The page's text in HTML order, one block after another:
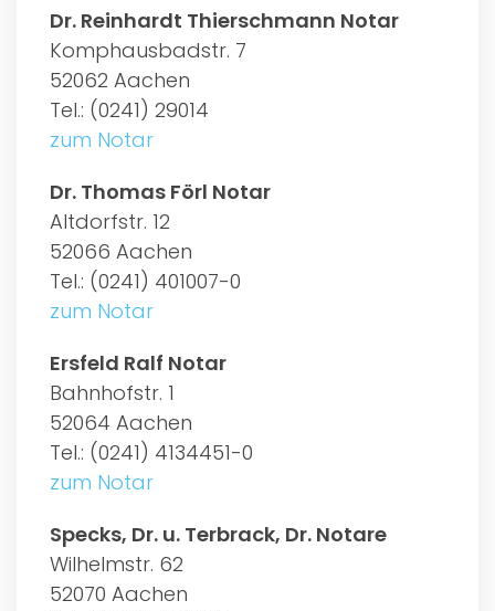
Dr. Reinhardt Thierschmann Notar
Komphausbadstr. 7
52062 Aachen
Tel.: (0241) 29014
zum Notar
Dr. Thomas Förl Notar
Altdorfstr. 12
52066 Aachen
Tel.: (0241) 401007-0
zum Notar
Ersfeld Ralf Notar
Bahnhofstr. 1
52064 Aachen
Tel.: (0241) 4134451-0
zum Notar
Specks, Dr. u. Terbrack, Dr. Notare
Wilhelmstr. 62
52070 Aachen